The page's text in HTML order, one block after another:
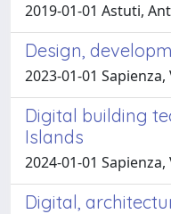
2019-01-01 Astuti,
Design,
2023-01-01
Digital building
Islands
2024-01-01
Digital,